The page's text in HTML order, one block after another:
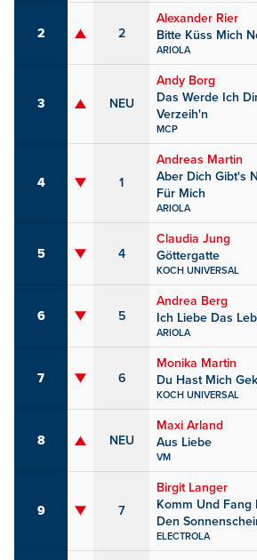
2 2
Alexander Rier
Bitte Küss Mich
ARIOLA
3 NEU
Andy Borg
Das Werde Ich
Verzeih'n
MCP
4 1
Andreas Martin
Aber Dich Gibt's
Für Mich
ARIOLA
5 4
Claudia Jung
Göttergatte
KOCH UNIVERSAL
6 5
Andrea Berg
Ich Liebe Das
ARIOLA
7 6
Monika Martin
Du Hast Mich
KOCH UNIVERSAL
8 NEU
Maxi Arland
Aus Liebe
VM
9 7
Birgit Langer
Komm Und Fang
Den
ELECTROLA